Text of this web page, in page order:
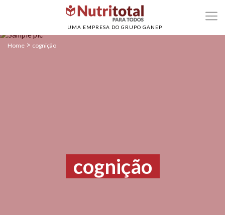
UMA EMPRESA DO GRUPO GANEP
Home > cognição
cognição